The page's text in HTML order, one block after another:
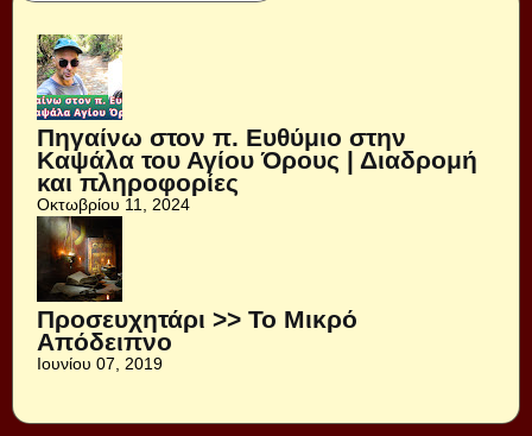
Πηγαίνω στον π. Ευθύμιο στην
Καψάλα του Αγίου Όρους | Διαδρομή
και πληροφορίες
Οκτωβρίου 11, 2024
Προσευχητάρι >> Το Μικρό
Απόδειπνο
Ιουνίου 07, 2019